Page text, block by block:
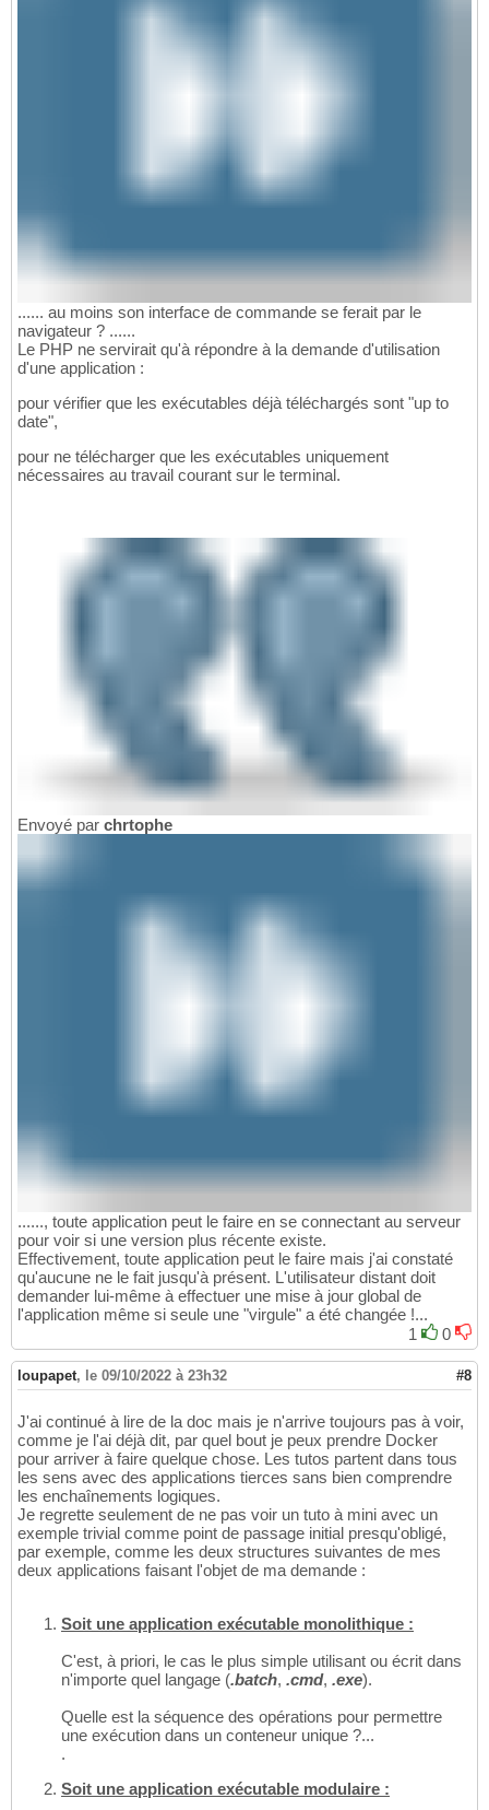
...... au moins son interface de commande se ferait par le
navigateur ? ......
Le PHP ne servirait qu'à répondre à la demande d'utilisation
d'une application :
pour vérifier que les exécutables déjà téléchargés sont "up to
date",
pour ne télécharger que les exécutables uniquement
nécessaires au travail courant sur le terminal.
Envoyé par chrtophe
......, toute application peut le faire en se connectant au serveur
pour voir si une version plus récente existe.
Effectivement, toute application peut le faire mais j'ai constaté
qu'aucune ne le fait jusqu'à présent. L'utilisateur distant doit
demander lui-même à effectuer une mise à jour global de
l'application même si seule une "virgule" a été changée !...
1
0
loupapet, le 09/10/2022 à 23h32 #8
J'ai continué à lire de la doc mais je n'arrive toujours pas à voir,
comme je l'ai déjà dit, par quel bout je peux prendre Docker
pour arriver à faire quelque chose. Les tutos partent dans tous
les sens avec des applications tierces sans bien comprendre
les enchaînements logiques.
Je regrette seulement de ne pas voir un tuto à mini avec un
exemple trivial comme point de passage initial presqu'obligé,
par exemple, comme les deux structures suivantes de mes
deux applications faisant l'objet de ma demande :
Soit une application exécutable monolithique :
C'est, à priori, le cas le plus simple utilisant ou écrit dans
n'importe quel langage (.batch, .cmd, .exe).
Quelle est la séquence des opérations pour permettre
une exécution dans un conteneur unique ?...
.
Soit une application exécutable modulaire :